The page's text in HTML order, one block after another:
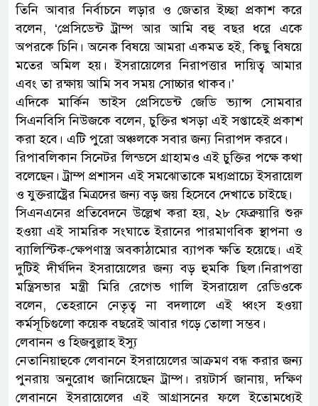
তিনি আবার নির্বাচনে লড়ার ও জেতার ইচ্ছা প্রকাশ করে
বলেন, ‘প্রেসিডেন্ট ট্রাম্প আর আমি বহু বছর ধরে একে
অপরকে চিনি। অনেক বিষয়ে আমরা একমত হই, কিছু বিষয়ে
মতের অমিল হয়। ইসরায়েলের নিরাপত্তার দায়িত্ব আমার
এবং তা রক্ষায় আমি সব সময় সোচ্চার থাকব।’
এদিকে মার্কিন ভাইস প্রেসিডেন্ট জেডি ভ্যান্স সোমবার
সিএনবিসি নিউজকে বলেন, চুক্তির খসড়া এই সপ্তাহেই প্রকাশ
করা হবে। এটি পুরো অঞ্চলকে সবার জন্য নিরাপদ করবে।
রিপাবলিকান সিনেটর লিন্ডসে গ্রাহামও এই চুক্তির পক্ষে কথা
বলেছেন। ট্রাম্প প্রশাসন এই সমঝোতাকে মধ্যপ্রাচ্যে ইসরায়েল
ও যুক্তরাষ্ট্রের মিত্রদের জন্য বড় জয় হিসেবে দেখাতে চাইছে।
সিএনএনের প্রতিবেদনে উল্লেখ করা হয়, ২৮ ফেব্রুয়ারি শুরু
হওয়া এই সামরিক সংঘাতে ইরানের পারমাণবিক স্থাপনা ও
ব্যালিস্টিক-ক্ষেপণাস্ত্র অবকাঠামোর ব্যাপক ক্ষতি হয়েছে। এই
দুটিই দীর্ঘদিন ইসরায়েলের জন্য বড় হুমকি ছিল।নিরাপত্তা
মন্ত্রিসভার মন্ত্রী মিরি রেগেভ গালি ইসরায়েল রেডিওকে
বলেন, তেহরানে নেতৃত্ব না বদলালে এই ধ্বংস হওয়া
কর্মসূচিগুলো কয়েক বছরেই আবার গড়ে তোলা সম্ভব।
লেবানন ও হিজবুল্লাহ ইস্যু
নেতানিয়াহুকে লেবাননে ইসরায়েলের আক্রমণ বন্ধ করার জন্য
পুনরায় অনুরোধ জানিয়েছেন ট্রাম্প। রয়টার্স জানায়, দক্ষিণ
লেবাননে ইসরায়েলের এই আগ্রাসনের ফলে ইতোমধ্যেই